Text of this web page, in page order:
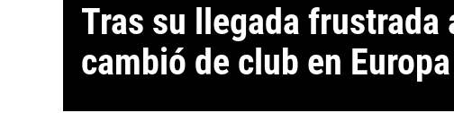
Tras su llegada frustrada
cambió de club en